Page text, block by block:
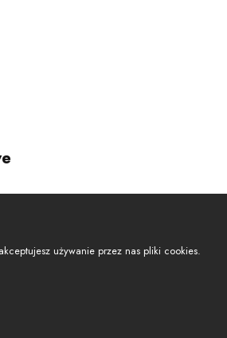
używanie przez nas pliki cookies.